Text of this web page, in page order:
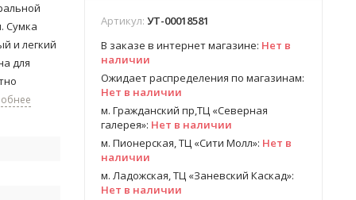
Сумка
и легкий
для
Артикул: УТ-00018581
В заказе в интернет магазине: Нет в
наличии
Ожидает распределения по магазинам:
Нет в наличии
м. Гражданский пр,ТЦ «Северная
галерея»: Нет в наличии
м. Пионерская, ТЦ «Сити Молл»: Нет в
наличии
м. Ладожская, ТЦ «Заневский Каскад»:
Нет в наличии